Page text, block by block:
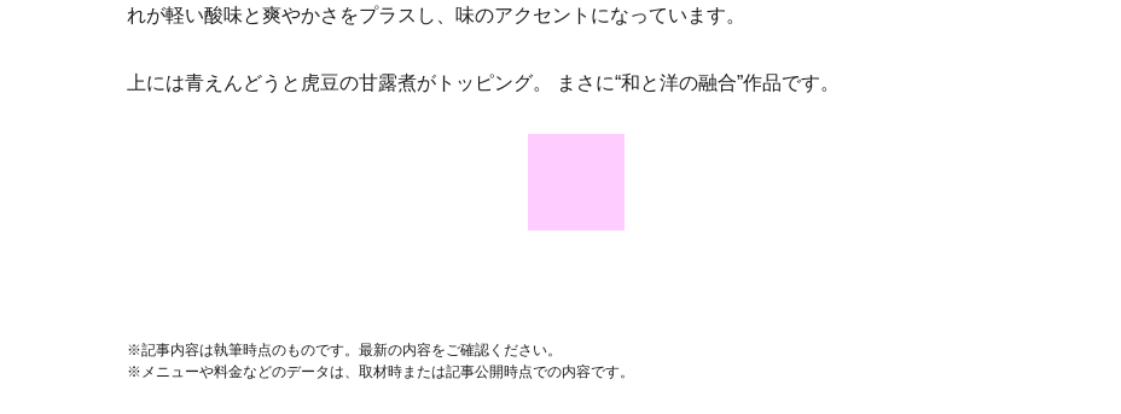
れが軽い酸味と爽やかさをプラスし、味のアクセントになっています。
上には青えんどうと虎豆の甘露煮がトッピング。 まさに“和と洋の融合”作品です。
※記事内容は執筆時点のものです。最新の内容をご確認ください。
※メニューや料金などのデータは、取材時または記事公開時点での内容です。